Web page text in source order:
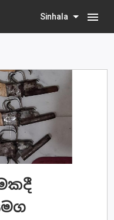
Sinhala menu